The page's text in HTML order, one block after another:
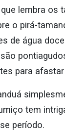
lembra os
o pirá-
de água
para
tem
período.